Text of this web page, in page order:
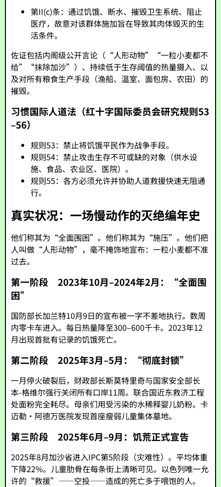
第II(c)条：通过饥饿、断水、摧毁卫生系统、阻止
医疗，故意对该群体施加旨在导致其肉体毁灭的生
活条件。
佐证包括内阁级公开言论（“人形动物”“一粒小麦都不
给”“抹除加沙”）、持续低于生存阈值的热量摄入、以
及对所有粮食生产手段（渔船、温室、面包房、农田）的
摧毁。
习惯国际人道法（红十字国际委员会研究规则53
–56）
规则53：禁止将饥饿平民作为战争手段。
规则54：禁止攻击生存不可或缺的对象（供水设
施、食品、农业区、医院）。
规则55：各方必须允许并协助人道救援快速无阻通
行。
真实状况：一场慢动作的灭绝编年史
他们称其为“全面围困”。他们称其为“施压”。他们把
人叫做“人形动物”，毫不掩饰地宣布：一粒小麦都不准
过去。
第一阶段 2023年10月–2024年2月：“全面围
困”
国防部长加兰特10月9日的宣布被一字不差地执行。数周
内零卡车进入。每日热量降至300–600千卡。2023年12
月出现首批有记录的饥饿死亡。
第二阶段 2025年3月–5月：“彻底封锁”
一月停火破裂后，财政部长斯莫特里奇与国家安全部长
本-格维尔强行关闭所有口岸11周。联合国近东救济工程
处面粉完全耗尽。母亲们用受污染的水稀释婴儿奶粉。卡
迈勒·阿德万医院发现首座瘦弱儿童集体墓地。
第三阶段 2025年6月–9月：饥荒正式宣告
2025年8月加沙省进入IPC第5阶段（灾难性）。平均体重
下降22%。儿童肋骨在每条街上清晰可见。以色列唯一允
许的“救援”——空投——造成的死亡多于喂饱的人。